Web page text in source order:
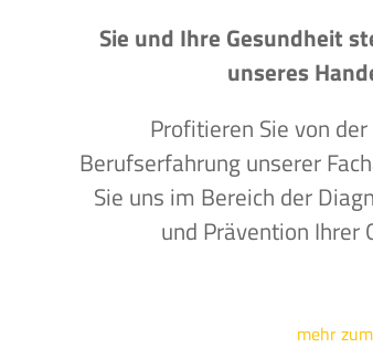
Sie und Ihre Gesundheit
unseres
Profitieren Sie von
Berufserfahrung unserer
Sie uns im Bereich der
und Prävention Ihrer
mehr